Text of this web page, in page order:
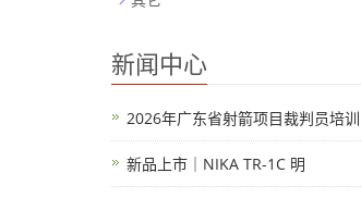
新闻中心
2026年广东省射箭项目裁判员培训
新品上市｜NIKA TR-1C 明